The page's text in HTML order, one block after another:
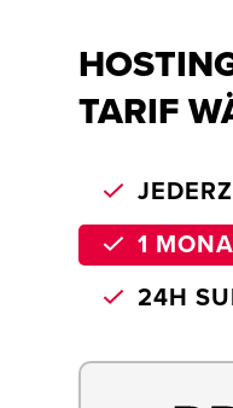
TARIF
1
24H